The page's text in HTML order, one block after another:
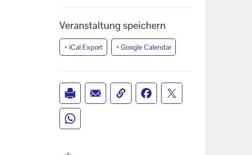
Veranstaltung speichern
+ iCal Export + Google Calendar